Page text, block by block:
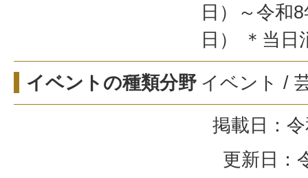
日）～令和
日） ＊当日
イベントの種類分野 イベント /
掲載日：
更新日：